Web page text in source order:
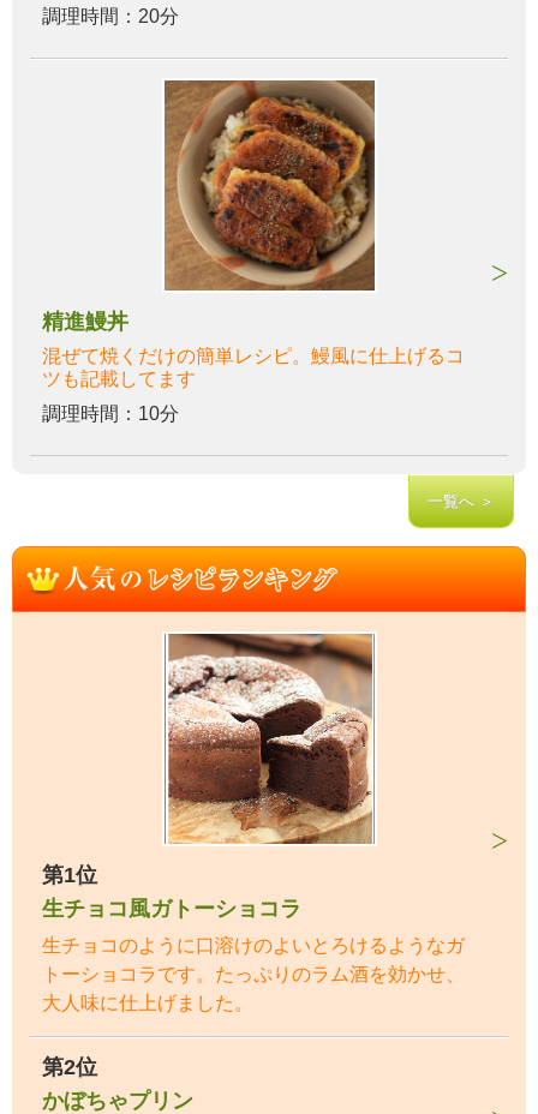
調理時間：20分
精進鰻丼
混ぜて焼くだけの簡単レシピ。鰻風に仕上げるコ
ツも記載してます
調理時間：10分
一覧へ ＞
第1位
生チョコ風ガトーショコラ
生チョコのように口溶けのよいとろけるようなガ
トーショコラです。たっぷりのラム酒を効かせ、
大人味に仕上げました。
第2位
かぼちゃプリン